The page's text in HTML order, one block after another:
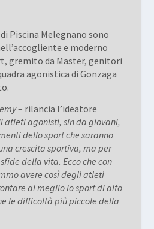
Piscina Melegnano sono
e moderno
gremito da Master, genitori
agonistica di Gonzaga
– rilancia l’ideatore
atleti agonisti, sin da giovani,
dello sport che saranno
crescita sportiva, ma per
della vita. Ecco che con
avere così degli atleti
al meglio lo sport di alto
le difficoltà più piccole della